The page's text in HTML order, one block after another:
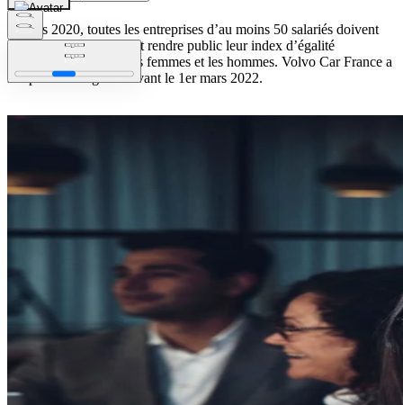
Depuis 2020, toutes les entreprises d’au moins 50 salariés doivent
annuellement calculer et rendre public leur index d’égalité
professionnelle entre les femmes et les hommes. Volvo Car France a
rempli son obligation avant le 1er mars 2022.